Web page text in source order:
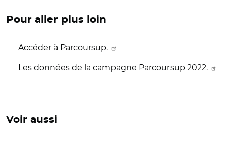
Pour aller plus loin
Accéder à Parcoursup.
Les données de la campagne Parcoursup 2022.
Voir aussi